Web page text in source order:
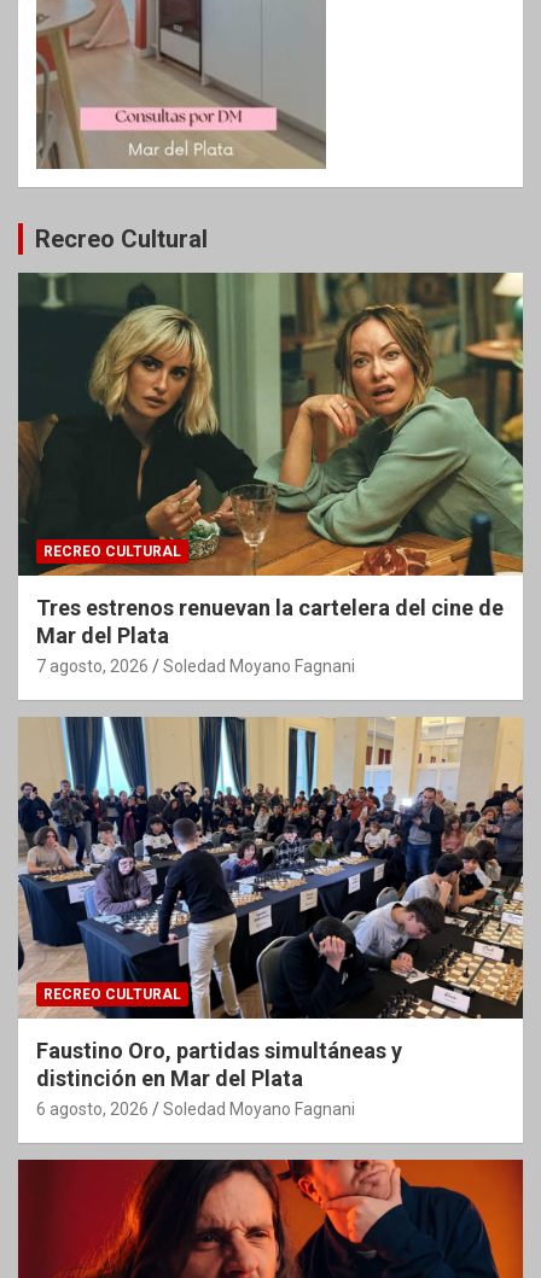
Recreo Cultural
RECREO CULTURAL
Tres estrenos renuevan la cartelera del cine de
Mar del Plata
7 agosto, 2026 Soledad Moyano Fagnani
RECREO CULTURAL
Faustino Oro, partidas simultáneas y
distinción en Mar del Plata
6 agosto, 2026 Soledad Moyano Fagnani